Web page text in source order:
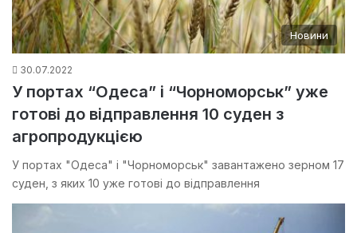
Новини
30.07.2022
У портах “Одеса” і “Чорноморськ” уже
готові до відправлення 10 суден з
агропродукцією
У портах "Одеса" і "Чорноморськ" завантажено зерном 17
суден, з яких 10 уже готові до відправлення